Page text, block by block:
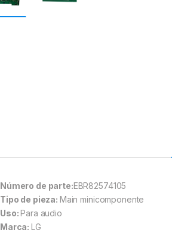
Número de parte:EBR82574105
Tipo de pieza: Main minicomponente
Uso:Para audio
Marca:LG